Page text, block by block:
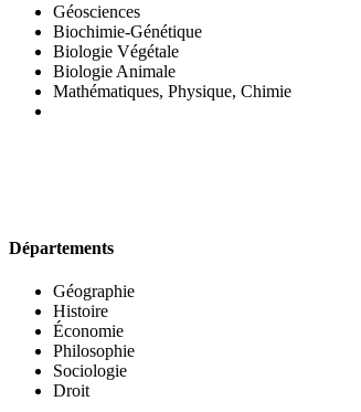
Géosciences
Biochimie-Génétique
Biologie Végétale
Biologie Animale
Mathématiques, Physique, Chimie
Départements
Géographie
Histoire
Économie
Philosophie
Sociologie
Droit